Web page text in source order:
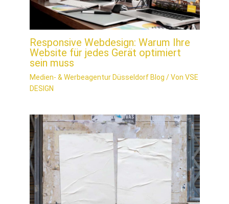
Responsive Webdesign: Warum Ihre
Website für jedes Gerät optimiert
sein muss
Medien- & Werbeagentur Düsseldorf Blog / Von VSE
DESIGN